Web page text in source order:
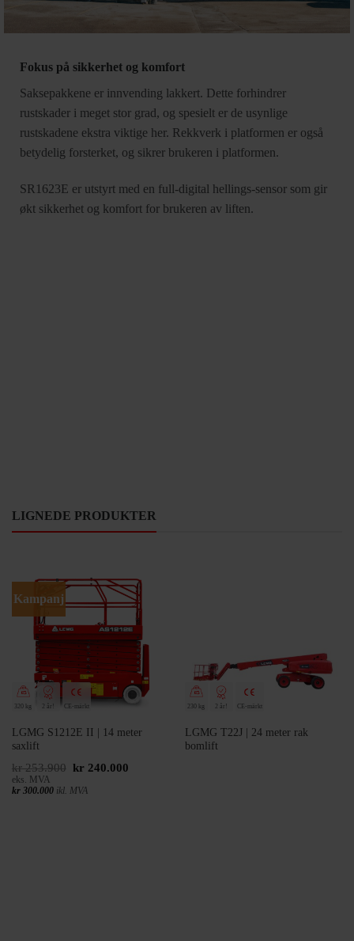
Fokus på sikkerhet og komfort
Saksepakkene er innvending lakkert. Dette forhindrer
rustskader i meget stor grad, og spesielt er de usynlige
rustskadene ekstra viktige her. Rekkverk i platformen er også
betydelig forsterket, og sikrer brukeren i platformen.
SR1623E er utstyrt med en full-digital hellings-sensor som gir
økt sikkerhet og komfort for brukeren av liften.
LIGNEDE PRODUKTER
Kampanj
320 kg 2 år! CE-märkt
LGMG S1212E II | 14 meter
saxlift
kr253.900
Det
priset
kr 240.000
eks. MVA
kr300.000ikl. MVA
230 kg 2 år! CE-märkt
LGMG T22J | 24 meter rak
bomlift